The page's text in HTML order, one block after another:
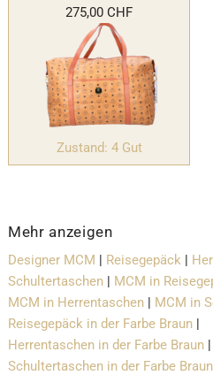
275,00 CHF
Zustand: 4 Gut
Mehr anzeigen
Designer MCM | Reisegepäck |
Schultertaschen | MCM in
MCM in Herrentaschen | MCM in
Reisegepäck in der Farbe Braun |
Herrentaschen in der Farbe Braun |
Schultertaschen in der Farbe Braun